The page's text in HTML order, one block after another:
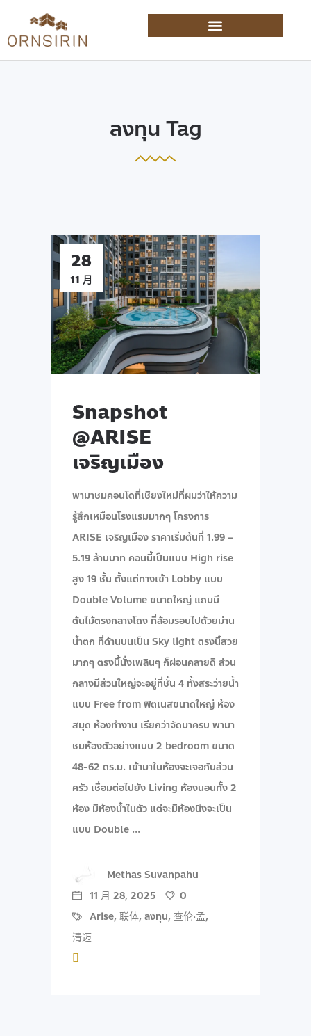
ลงทุน Tag
28
11 月
Snapshot
@ARISE
เจริญเมือง
พามาชมคอนโดที่เชียงใหม่ที่ผมว่าให้ความ
รู้สึกเหมือนโรงแรมมากๆ โครงการ
ARISE เจริญเมือง ราคาเริ่มต้นที่ 1.99 –
5.19 ล้านบาท คอนนี้เป็นแบบ High rise
สูง 19 ชั้น ตั้งแต่ทางเข้า Lobby แบบ
Double Volume ขนาดใหญ่ แถมมี
ต้นไม้ตรงกลางโถง ที่ล้อมรอบไปด้วยม่าน
น้ำตก ที่ด้านบนเป็น Sky light ตรงนี้สวย
มากๆ ตรงนี้นั่งเพลินๆ ก็ผ่อนคลายดี ส่วน
กลางมีส่วนใหญ่จะอยู่ที่ชั้น 4 ทั้งสระว่ายน้ำ
แบบ Free from ฟิตเนสขนาดใหญ่ ห้อง
สมุด ห้องทำงาน เรียกว่าจัดมาครบ พามา
ชมห้องตัวอย่างแบบ 2 bedroom ขนาด
48-62 ตร.ม. เข้ามาในห้องจะเจอกับส่วน
ครัว เชื่อมต่อไปยัง Living ห้องนอนทั้ง 2
ห้อง มีห้องน้ำในตัว แต่จะมีห้องนึงจะเป็น
แบบ Double
Methas Suvanpahu
11 月 28, 2025
0
Arise, 联体, ลงทุน, 查伦·孟,
清迈